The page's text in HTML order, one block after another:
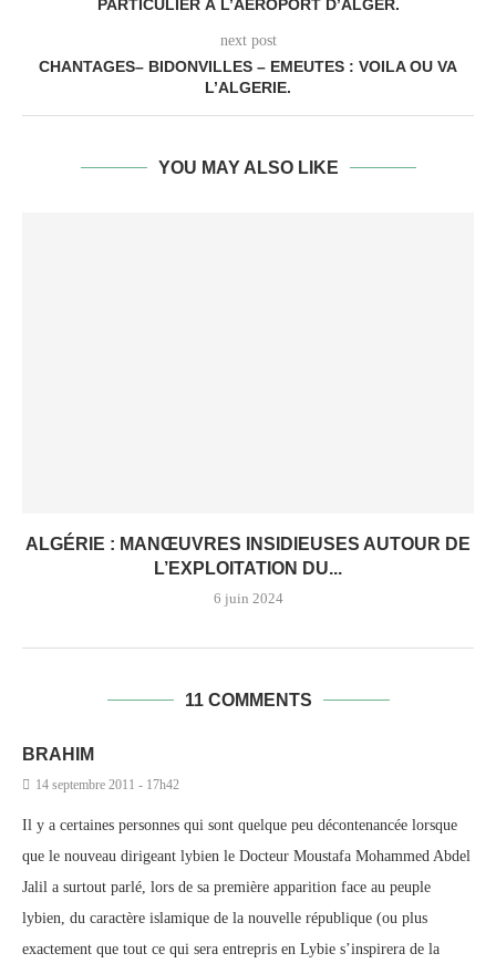
PARTICULIER À L’AÉROPORT D’ALGER.
next post
CHANTAGES– BIDONVILLES – EMEUTES : VOILA OU VA
L’ALGERIE.
YOU MAY ALSO LIKE
ALGÉRIE : MANŒUVRES INSIDIEUSES AUTOUR DE
L’EXPLOITATION DU...
6 juin 2024
11 COMMENTS
BRAHIM
14 septembre 2011 - 17h42
Il y a certaines personnes qui sont quelque peu décontenancée lorsque
que le nouveau dirigeant lybien le Docteur Moustafa Mohammed Abdel
Jalil a surtout parlé, lors de sa première apparition face au peuple
lybien, du caractère islamique de la nouvelle république (ou plus
exactement que tout ce qui sera entrepris en Lybie s’inspirera de la